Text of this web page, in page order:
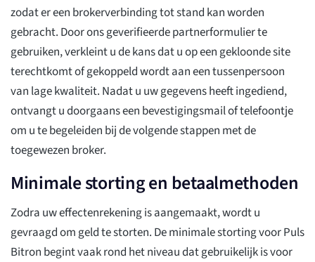
zodat er een brokerverbinding tot stand kan worden
gebracht. Door ons geverifieerde partnerformulier te
gebruiken, verkleint u de kans dat u op een gekloonde site
terechtkomt of gekoppeld wordt aan een tussenpersoon
van lage kwaliteit. Nadat u uw gegevens heeft ingediend,
ontvangt u doorgaans een bevestigingsmail of telefoontje
om u te begeleiden bij de volgende stappen met de
toegewezen broker.
Minimale storting en betaalmethoden
Zodra uw effectenrekening is aangemaakt, wordt u
gevraagd om geld te storten. De minimale storting voor Puls
Bitron begint vaak rond het niveau dat gebruikelijk is voor